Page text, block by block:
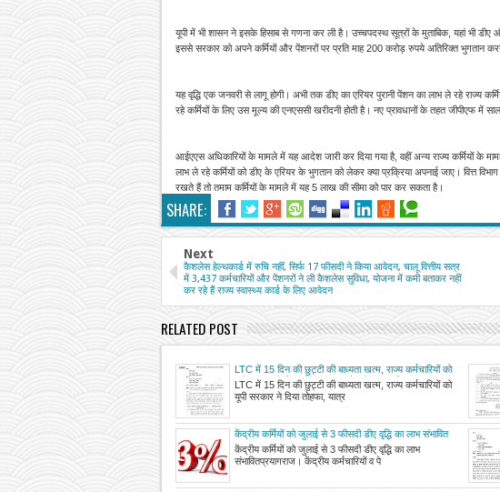
यूपी में भी शासन ने इसके हिसाब से गणना कर ली है। उच्चपदस्थ सूत्रों के मुताबिक, यहां भी
इससे सरकार को अपने कर्मियों और पेंशनरों पर प्रति माह 200 करोड़ रुपये अतिरिक्त भुगतान
यह वृद्धि एक जनवरी से लागू होगी। अभी तक डीए का एरियर पुरानी पेंशन का लाभ ले रहे राज्य
रहे कर्मियों के लिए उस मूल्य की एनएससी खरीदनी होती है। नए प्रावधानों के तहत जीपीएफ में
आईएएस अधिकारियों के मामले में यह आदेश जारी कर दिया गया है, वहीं अन्य राज्य कर्मियों के
लाभ ले रहे कर्मियों को डीए के एरियर के भुगतान को लेकर क्या प्रक्रिया अपनाई जाए। वित्त
रखते हैं तो तमाम कर्मियों के मामले में यह 5 लाख की सीमा को पार कर सकता है।
SHARE:
Next
कैशलेस हेल्थकार्ड में रुचि नहीं, सिर्फ 17 फीसदी ने किया आवेदन, चालू वित्तीय सत्र
में 3,437 कर्मचारियों और पेंशनरों ने ली कैशलेस सुविधा, योजना में कमी बताकर नहीं
कर रहे हैं राज्य स्वास्थ्य कार्ड के लिए आवेदन
RELATED POST
LTC में 15 दिन की छुट्टी की बाध्यता खत्म, राज्य कर्मचारियों को
यूपी सरकार ने दिया तोहफा, यात्रा के दौरान 10 दिन तक अवकाश
नकदीकरण भी
LTC में 15 दिन की छुट्टी की बाध्यता खत्म, राज्य कर्मचारियों को
यूपी सरकार ने दिया तोहफा, यात्र
केंद्रीय कर्मियों को जुलाई से 3 फीसदी डीए वृद्धि का लाभ संभावित
केंद्रीय कर्मियों को जुलाई से 3 फीसदी डीए वृद्धि का लाभ
संभावितप्रयागराज। केंद्रीय कर्मचारियों व पे